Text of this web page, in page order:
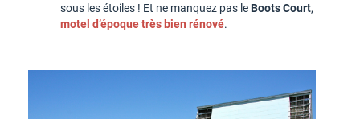
sous les étoiles ! Et ne manquez pas leBoots Court,
motel d’époque très bien rénové.